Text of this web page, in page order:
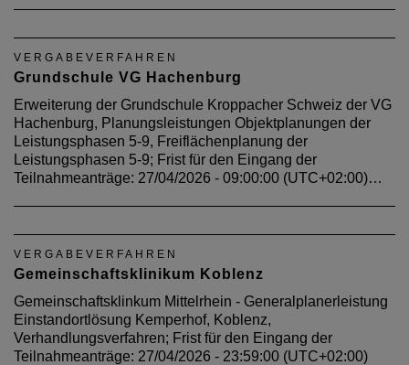
VERGABEVERFAHREN
Grundschule VG Hachenburg
Erweiterung der Grundschule Kroppacher Schweiz der VG
Hachenburg, Planungsleistungen Objektplanungen der
Leistungsphasen 5-9, Freiflächenplanung der
Leistungsphasen 5-9; Frist für den Eingang der
Teilnahmeanträge: 27/04/2026 - 09:00:00 (UTC+02:00)…
VERGABEVERFAHREN
Gemeinschaftsklinikum Koblenz
Gemeinschaftsklinkum Mittelrhein - Generalplanerleistung
Einstandortlösung Kemperhof, Koblenz,
Verhandlungsverfahren; Frist für den Eingang der
Teilnahmeanträge: 27/04/2026 - 23:59:00 (UTC+02:00)